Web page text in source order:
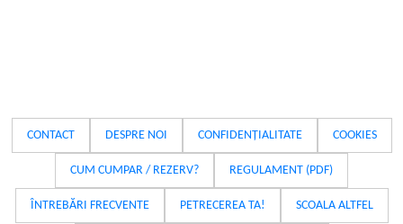
CONTACT DESPRE NOI CONFIDENȚIALITATE COOKIES
CUM CUMPAR / REZERV? REGULAMENT (PDF)
ÎNTREBĂRI FRECVENTE PETRECEREA TA! SCOALA ALTFEL